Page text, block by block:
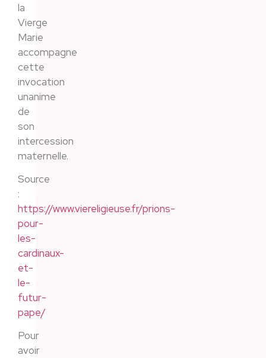
la
Vierge
Marie
accompagne
cette
invocation
unanime
de
son
intercession
maternelle.
Source
:
https://www.viereligieuse.fr/prions-
pour-
les-
cardinaux-
et-
le-
futur-
pape/
Pour
avoir